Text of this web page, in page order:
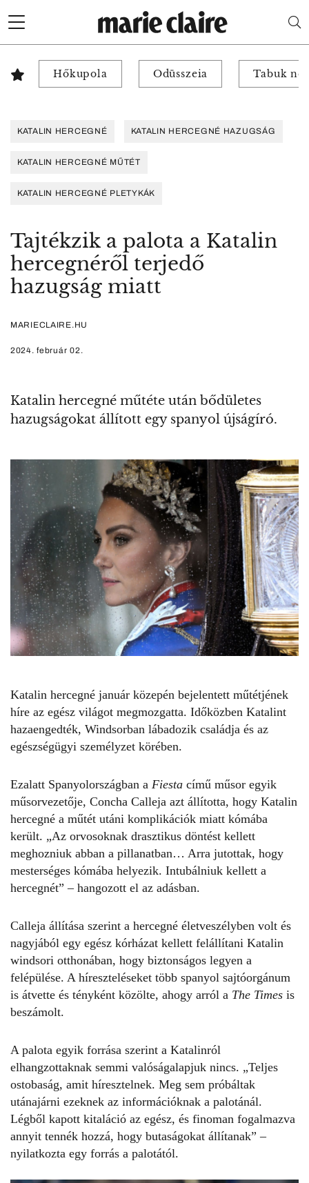
Hőkupola Odüsszeia Tabuk
KATALIN HERCEGNÉ KATALIN HERCEGNÉ HAZUGSÁG
KATALIN HERCEGNÉ MŰTÉT
KATALIN HERCEGNÉ PLETYKÁK
Tajtékzik a palota a Katalin
hercegnéről terjedő
hazugság miatt
MARIECLAIRE.HU
2024. február 02.
Katalin hercegné műtéte után bődületes
hazugságokat állított egy spanyol újságíró.
Katalin hercegné január közepén bejelentett műtétjének
híre az egész világot megmozgatta. Időközben Katalint
hazaengedték, Windsorban lábadozik családja és az
egészségügyi személyzet körében.
Ezalatt Spanyolországban a Fiesta című műsor egyik
műsorvezetője, Concha Calleja azt állította, hogy Katalin
hercegné a műtét utáni komplikációk miatt kómába
került. „Az orvosoknak drasztikus döntést kellett
meghozniuk abban a pillanatban… Arra jutottak, hogy
mesterséges kómába helyezik. Intubálniuk kellett a
hercegnét” – hangozott el az adásban.
Calleja állítása szerint a hercegné életveszélyben volt és
nagyjából egy egész kórházat kellett felállítani Katalin
windsori otthonában, hogy biztonságos legyen a
felépülése. A híreszteléseket több spanyol sajtóorgánum
is átvette és tényként közölte, ahogy arról a The Times is
beszámolt.
A palota egyik forrása szerint a Katalinról
elhangzottaknak semmi valóságalapjuk nincs. „Teljes
ostobaság, amit híresztelnek. Meg sem próbáltak
utánajárni ezeknek az információknak a palotánál.
Légből kapott kitaláció az egész, és finoman fogalmazva
annyit tennék hozzá, hogy butaságokat állítanak” –
nyilatkozta egy forrás a palotától.